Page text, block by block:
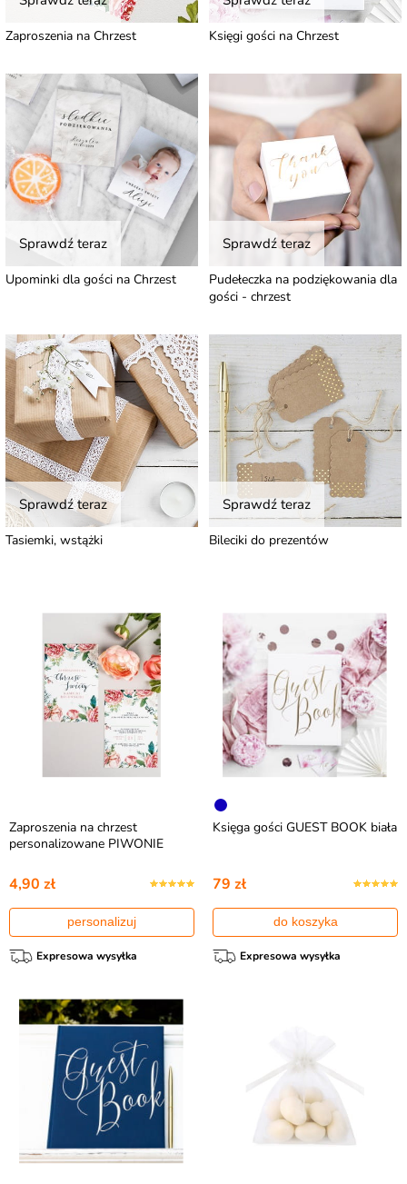
Zaproszenia na Chrzest Księgi gości na Chrzest
Sprawdź teraz
Upominki dla gości na Chrzest
Sprawdź teraz
Pudełeczka na podziękowania dla
gości - chrzest
Sprawdź teraz
Tasiemki, wstążki
Sprawdź teraz
Bileciki do prezentów
Zaproszenia na chrzest
personalizowane PIWONIE
4,90 zł
personalizuj
Expresowa wysyłka
Księga gości GUEST BOOK biała
79 zł
do koszyka
Expresowa wysyłka